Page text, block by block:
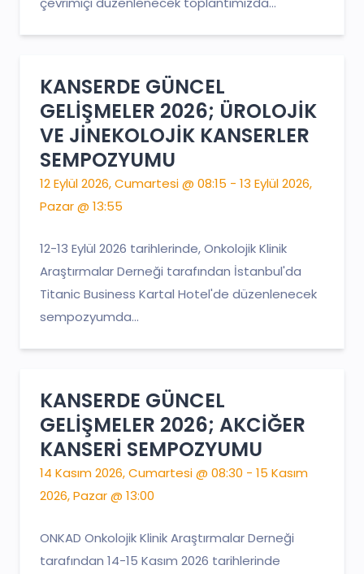
KANSERDE GÜNCEL
GELİŞMELER 2026; ÜROLOJİK
VE JİNEKOLOJİK KANSERLER
SEMPOZYUMU
12 Eylül 2026, Cumartesi @ 08:15 - 13 Eylül 2026,
Pazar @ 13:55
12-13 Eylül 2026 tarihlerinde, Onkolojik Klinik
Araştırmalar Derneği tarafından İstanbul'da
Titanic Business Kartal Hotel'de düzenlenecek
sempozyumda...
KANSERDE GÜNCEL
GELİŞMELER 2026; AKCİĞER
KANSERİ SEMPOZYUMU
14 Kasım 2026, Cumartesi @ 08:30 - 15 Kasım
2026, Pazar @ 13:00
ONKAD Onkolojik Klinik Araştırmalar Derneği
tarafından 14-15 Kasım 2026 tarihlerinde